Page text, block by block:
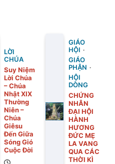
LỜI
CHÚA
Suy Niệm
Lời Chúa
– Chúa
Nhật XIX
Thường
Niên –
Chúa
Giêsu
Đến Giữa
Sóng Gió
Cuộc Đời
GIÁO
HỘI
GIÁO
PHẬN
HỘI
DÒNG
CHỨNG
NHÂN
ĐẠI HỘI
HÀNH
HƯƠNG
ĐỨC MẸ
LA VANG
QUA CÁC
THỜI KÌ